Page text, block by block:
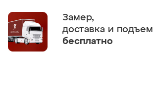
Замер,
доставка и подъем
бесплатно